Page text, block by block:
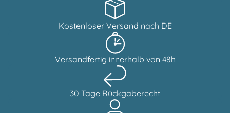
Kostenloser Versand nach DE
Versandfertig innerhalb von 48h
30 Tage Rückgaberecht